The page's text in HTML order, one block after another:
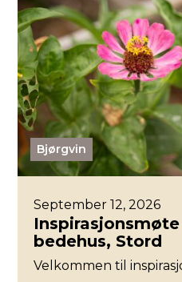
Bjørgvin
September 12, 2026
bedehus, Stord
Velkommen til